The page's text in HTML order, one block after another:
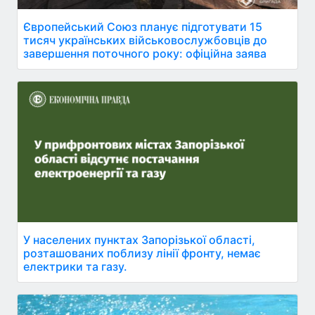
Європейський Союз планує підготувати 15
тисяч українських військовослужбовців до
завершення поточного року: офіційна заява
У населених пунктах Запорізької області,
розташованих поблизу лінії фронту, немає
електрики та газу.